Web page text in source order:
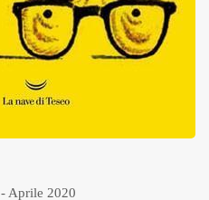
- Aprile 2020